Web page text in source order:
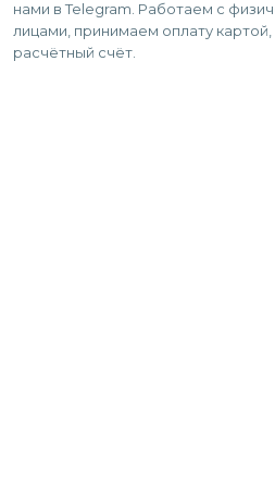
нами в Telegram. Работаем с
лицами, принимаем оплату
расчётный счёт.